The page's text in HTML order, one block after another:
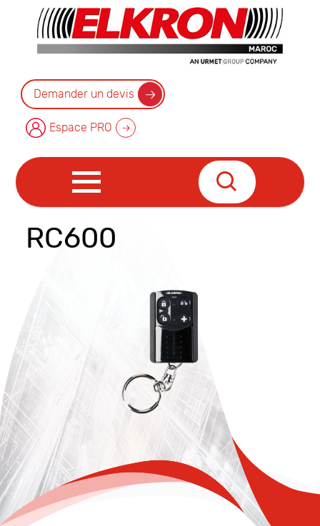
Demander un devis
Espace PRO
RC600